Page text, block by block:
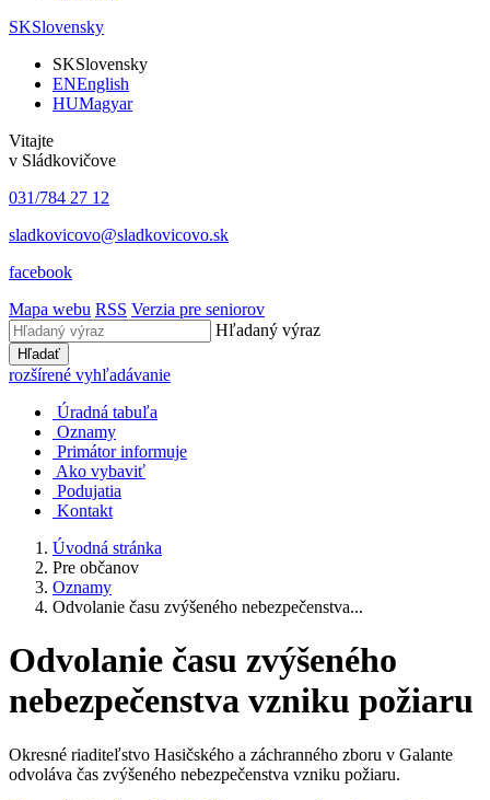
SKSlovensky
SKSlovensky
ENEnglish
HUMagyar
Vitajte
v Sládkovičove
031/784 27 12
sladkovicovo@sladkovicovo.sk
facebook
Mapa webu RSS Verzia pre seniorov
Hľadaný výraz
Hľadať
rozšírené vyhľadávanie
Úradná tabuľa
Oznamy
Primátor informuje
Ako vybaviť
Podujatia
Kontakt
Úvodná stránka
Pre občanov
Oznamy
Odvolanie času zvýšeného nebezpečenstva...
Odvolanie času zvýšeného
nebezpečenstva vzniku požiaru
Okresné riaditeľstvo Hasičského a záchranného zboru v Galante
odvoláva čas zvýšeného nebezpečenstva vzniku požiaru.